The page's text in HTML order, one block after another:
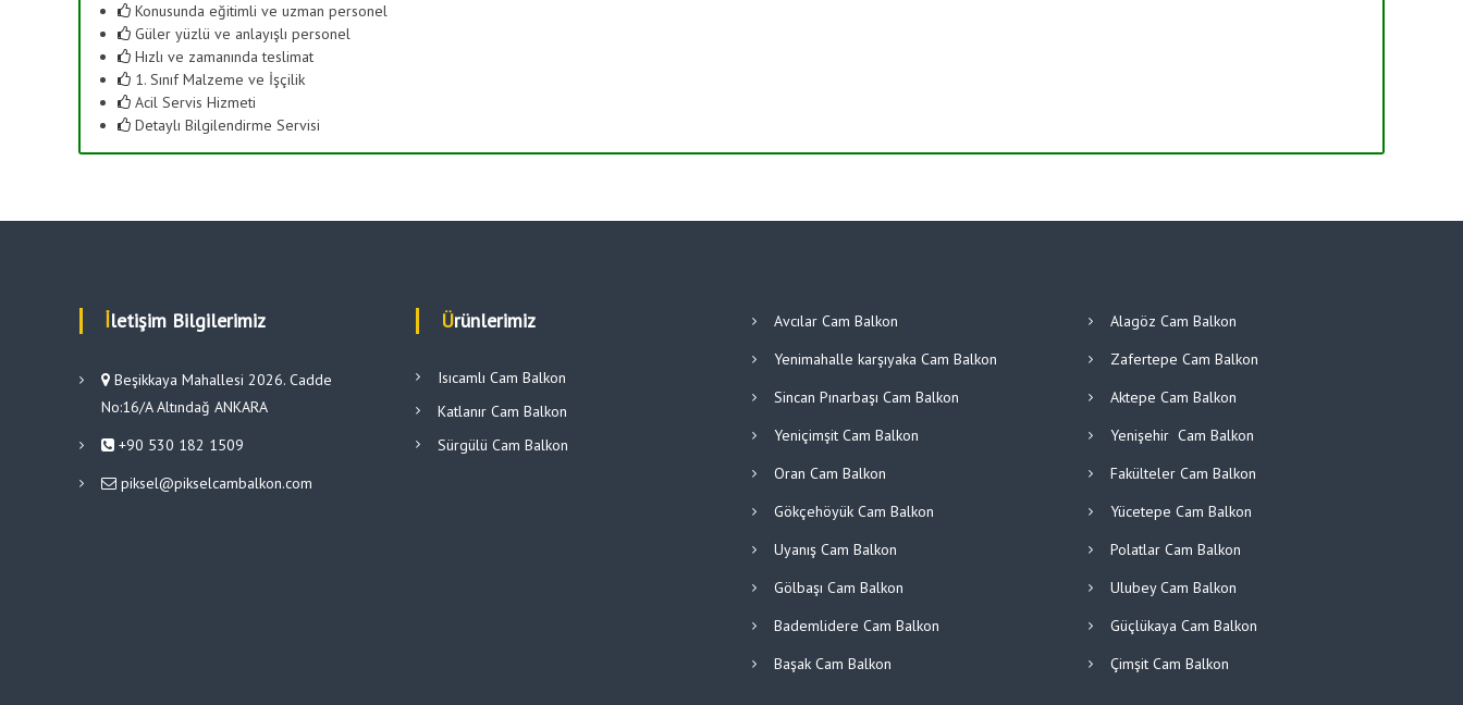
Konusunda eğitimli ve uzman personel
Güler yüzlü ve anlayışlı personel
Hızlı ve zamanında teslimat
1. Sınıf Malzeme ve İşçilik
Acil Servis Hizmeti
Detaylı Bilgilendirme Servisi
İletişim Bilgilerimiz
Beşikkaya Mahallesi 2026. Cadde
No:16/A Altındağ ANKARA
+90 530 182 1509
piksel@pikselcambalkon.com
Ürünlerimiz
Isıcamlı Cam Balkon
Katlanır Cam Balkon
Sürgülü Cam Balkon
Avcılar Cam Balkon
Yenimahalle karşıyaka Cam Balkon
Sincan Pınarbaşı Cam Balkon
Yeniçimşit Cam Balkon
Oran Cam Balkon
Gökçehöyük Cam Balkon
Uyanış Cam Balkon
Gölbaşı Cam Balkon
Bademlidere Cam Balkon
Başak Cam Balkon
Alagöz Cam Balkon
Zafertepe Cam Balkon
Aktepe Cam Balkon
Yenişehir Cam Balkon
Fakülteler Cam Balkon
Yücetepe Cam Balkon
Polatlar Cam Balkon
Ulubey Cam Balkon
Güçlükaya Cam Balkon
Çimşit Cam Balkon